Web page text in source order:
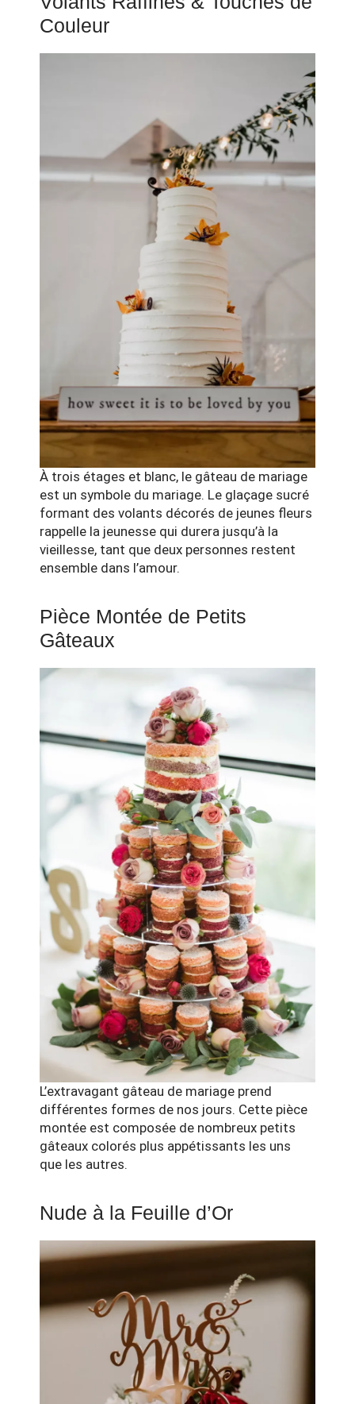
Couleur
À trois étages et blanc, le gâteau de mariage
est un symbole du mariage. Le glaçage sucré
formant des volants décorés de jeunes fleurs
rappelle la jeunesse qui durera jusqu’à la
vieillesse, tant que deux personnes restent
ensemble dans l’amour.
Pièce Montée de Petits
Gâteaux
L’extravagant gâteau de mariage prend
différentes formes de nos jours. Cette pièce
montée est composée de nombreux petits
gâteaux colorés plus appétissants les uns
que les autres.
Nude à la Feuille d’Or